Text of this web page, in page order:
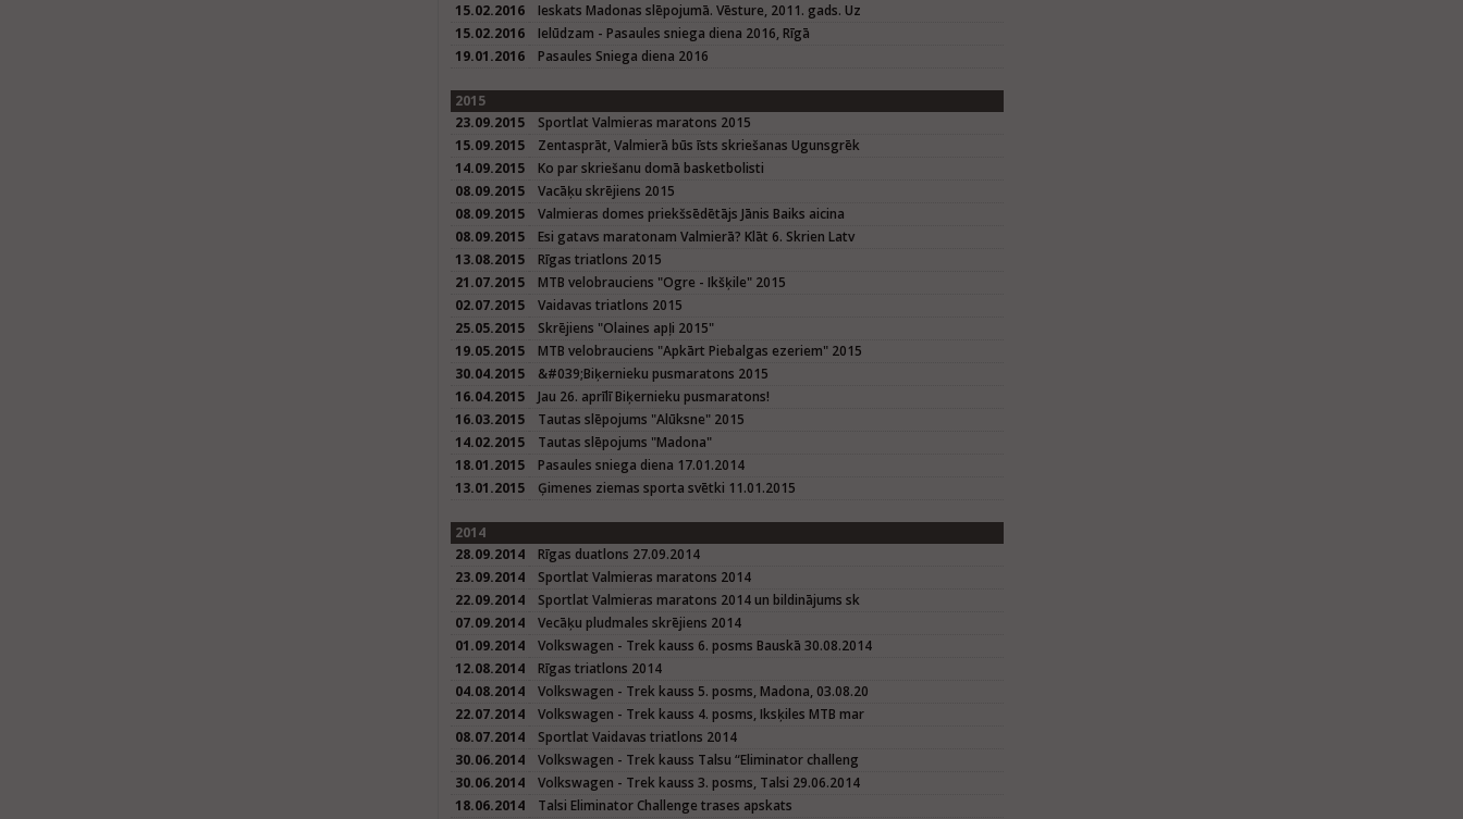
15.02.2016
Ieskats Madonas slēpojumā. Vēsture, 2011. gads. Uz
15.02.2016
Ielūdzam - Pasaules sniega diena 2016, Rīgā
19.01.2016
Pasaules Sniega diena 2016
2015
23.09.2015
Sportlat Valmieras maratons 2015
15.09.2015
Zentasprāt, Valmierā būs īsts skriešanas Ugunsgrēk
14.09.2015
Ko par skriešanu domā basketbolisti
08.09.2015
Vacāķu skrējiens 2015
08.09.2015
Valmieras domes priekšsēdētājs Jānis Baiks aicina
08.09.2015
Esi gatavs maratonam Valmierā? Klāt 6. Skrien Latv
13.08.2015
Rīgas triatlons 2015
21.07.2015
MTB velobrauciens "Ogre - Ikšķile" 2015
02.07.2015
Vaidavas triatlons 2015
25.05.2015
Skrējiens "Olaines apļi 2015"
19.05.2015
MTB velobrauciens "Apkārt Piebalgas ezeriem" 2015
30.04.2015
&#039;Biķernieku pusmaratons 2015
16.04.2015
Jau 26. aprīlī Biķernieku pusmaratons!
16.03.2015
Tautas slēpojums "Alūksne" 2015
14.02.2015
Tautas slēpojums "Madona"
18.01.2015
Pasaules sniega diena 17.01.2014
13.01.2015
Ģimenes ziemas sporta svētki 11.01.2015
2014
28.09.2014
Rīgas duatlons 27.09.2014
23.09.2014
Sportlat Valmieras maratons 2014
22.09.2014
Sportlat Valmieras maratons 2014 un bildinājums sk
07.09.2014
Vecāķu pludmales skrējiens 2014
01.09.2014
Volkswagen - Trek kauss 6. posms Bauskā 30.08.2014
12.08.2014
Rīgas triatlons 2014
04.08.2014
Volkswagen - Trek kauss 5. posms, Madona, 03.08.20
22.07.2014
Volkswagen - Trek kauss 4. posms, Iksķiles MTB mar
08.07.2014
Sportlat Vaidavas triatlons 2014
30.06.2014
Volkswagen - Trek kauss Talsu “Eliminator challeng
30.06.2014
Volkswagen - Trek kauss 3. posms, Talsi 29.06.2014
18.06.2014
Talsi Eliminator Challenge trases apskats